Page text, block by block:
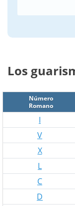
Los
Número
Romano
I
V
X
L
C
D